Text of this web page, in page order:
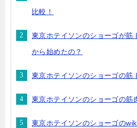
比較！
東京ホテイソンのショーゴが筋
から始めたの？
東京ホテイソンのショーゴの筋
東京ホテイソンのショーゴの筋
東京ホテイソンのショーゴの